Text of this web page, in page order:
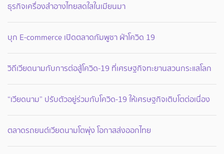
ธุรกิจเครื่องสำอางไทยสดใสในเมียนมา
บุก E-commerce เปิดตลาดกัมพูชา ฝ่าโควิด 19
วิถีเวียดนามกับการต่อสู้โควิด-19 ที่เศรษฐกิจทะยานสวนกระแสโลก
“เวียดนาม” ปรับตัวอยู่ร่วมกับโควิด-19 ให้เศรษฐกิจเติบโตต่อเนื่อง
ตลาดรถยนต์เวียดนามโตพุ่ง โอกาสส่งออกไทย